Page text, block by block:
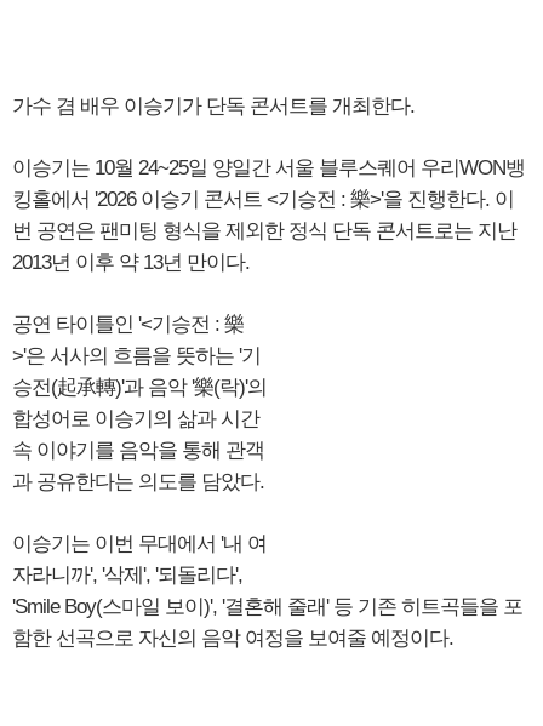
가수 겸 배우 이승기가 단독 콘서트를 개최한다.
이승기는 10월 24~25일 양일간 서울 블루스퀘어 우리WON뱅
킹홀에서 '2026 이승기 콘서트 <기승전 : 樂>'을 진행한다. 이
번 공연은 팬미팅 형식을 제외한 정식 단독 콘서트로는 지난
2013년 이후 약 13년 만이다.
공연 타이틀인 '<기승전 : 樂
>'은 서사의 흐름을 뜻하는 '기
승전(起承轉)'과 음악 '樂(락)'의
합성어로 이승기의 삶과 시간
속 이야기를 음악을 통해 관객
과 공유한다는 의도를 담았다.
이승기는 이번 무대에서 '내 여
자라니까', '삭제', '되돌리다',
'Smile Boy(스마일 보이)', '결혼해 줄래' 등 기존 히트곡들을 포
함한 선곡으로 자신의 음악 여정을 보여줄 예정이다.